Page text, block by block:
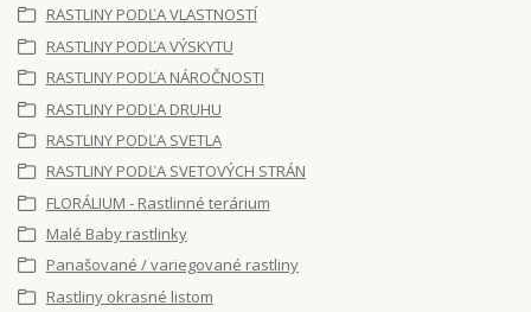
RASTLINY PODĽA VLASTNOSTÍ
RASTLINY PODĽA VÝSKYTU
RASTLINY PODĽA NÁROČNOSTI
RASTLINY PODĽA DRUHU
RASTLINY PODĽA SVETLA
RASTLINY PODĽA SVETOVÝCH STRÁN
FLORÁLIUM - Rastlinné terárium
Malé Baby rastlinky
Panašované / variegované rastliny
Rastliny okrasné listom